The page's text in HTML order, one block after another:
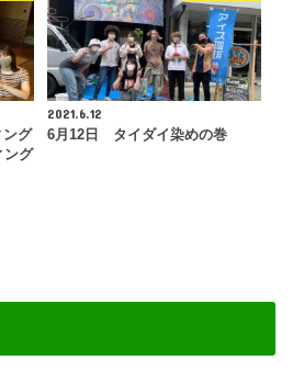
ング
ング
2021.6.12
6月12日 タイダイ染めの巻